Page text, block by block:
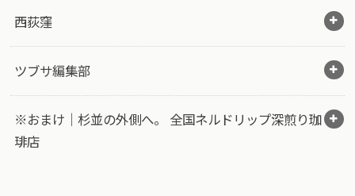
西荻窪
ツブサ編集部
※おまけ｜杉並の外側へ。 全国ネルドリップ深煎り珈
琲店